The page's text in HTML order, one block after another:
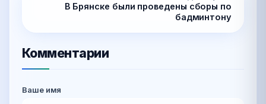
В Брянске были проведены сборы по
бадминтону
Комментарии
Ваше имя